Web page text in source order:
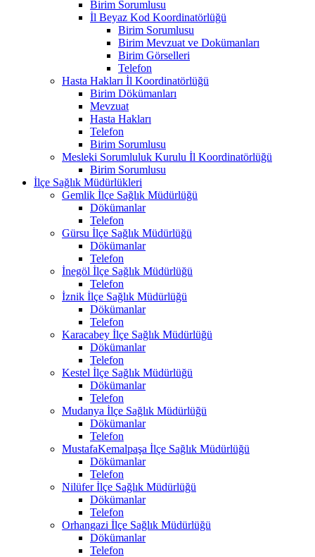
Birim Sorumlusu
İl Beyaz Kod Koordinatörlüğü
Birim Sorumlusu
Birim Mevzuat ve Dokümanları
Birim Görselleri
Telefon
Hasta Hakları İl Koordinatörlüğü
Birim Dökümanları
Mevzuat
Hasta Hakları
Telefon
Birim Sorumlusu
Mesleki Sorumluluk Kurulu İl Koordinatörlüğü
Birim Sorumlusu
İlçe Sağlık Müdürlükleri
Gemlik İlçe Sağlık Müdürlüğü
Dökümanlar
Telefon
Gürsu İlçe Sağlık Müdürlüğü
Dökümanlar
Telefon
İnegöl İlçe Sağlık Müdürlüğü
Telefon
İznik İlçe Sağlık Müdürlüğü
Dökümanlar
Telefon
Karacabey İlçe Sağlık Müdürlüğü
Dökümanlar
Telefon
Kestel İlçe Sağlık Müdürlüğü
Dökümanlar
Telefon
Mudanya İlçe Sağlık Müdürlüğü
Dökümanlar
Telefon
MustafaKemalpaşa İlçe Sağlık Müdürlüğü
Dökümanlar
Telefon
Nilüfer İlçe Sağlık Müdürlüğü
Dökümanlar
Telefon
Orhangazi İlçe Sağlık Müdürlüğü
Dökümanlar
Telefon